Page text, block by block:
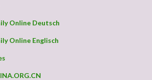
Online Deutsch
Online Englisch